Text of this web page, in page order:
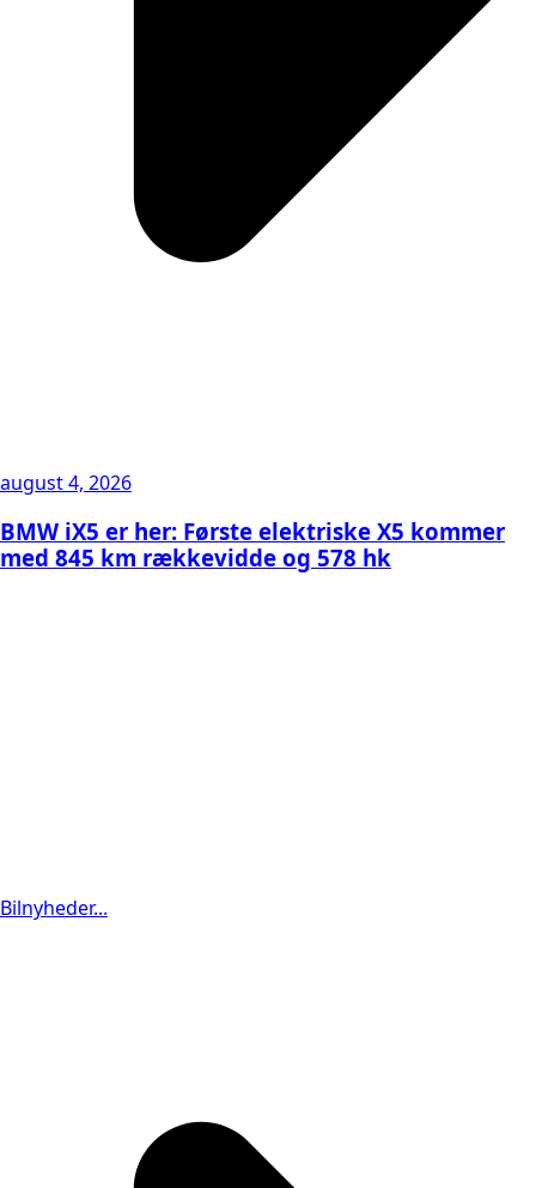
august 4, 2026
BMW iX5 er her: Første elektriske X5 kommer
med 845 km rækkevidde og 578 hk
Bilnyheder...